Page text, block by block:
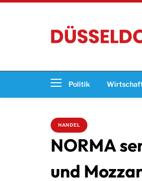
Politik
HANDEL
NORMA
und